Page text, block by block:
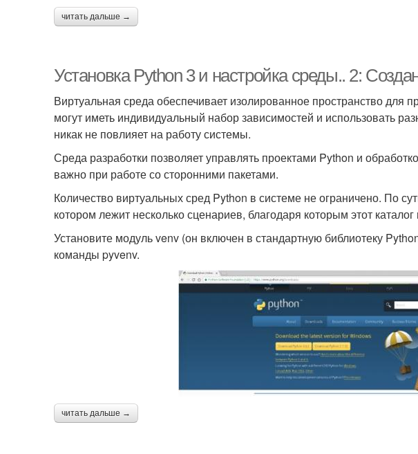
читать дальше →
Установка Python 3 и настройка среды.. 2:
Виртуальная среда обеспечивает изолированное пространство для
могут иметь индивидуальный набор зависимостей и использовать
никак не повлияет на работу системы.
Среда разработки позволяет управлять проектами Python и
важно при работе со сторонними пакетами.
Количество виртуальных сред Python в системе не ограничено. По
котором лежит несколько сценариев, благодаря которым этот
Установите модуль venv (он включен в стандартную библиотеку
команды pyvenv.
читать дальше →